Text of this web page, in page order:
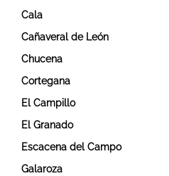
Cala
Cañaveral de León
Chucena
Cortegana
El Campillo
El Granado
Escacena del Campo
Galaroza